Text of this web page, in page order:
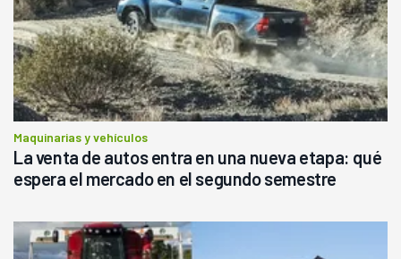
Maquinarias y vehículos
La venta de autos entra en una nueva etapa: qué
espera el mercado en el segundo semestre